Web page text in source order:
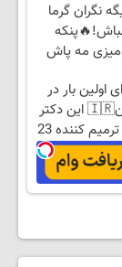
نگران گرما
مه پاش
اولین بار در
ایران🇮🇷 این دکتر
کرم ترمیم کننده 23
روزه ساخت!